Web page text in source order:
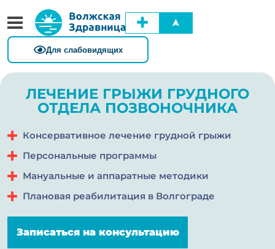
✚ ➤
ЛЕЧЕНИЕ ГРЫЖИ ГРУДНОГО
ОТДЕЛА ПОЗВОНОЧНИКА
Консервативное лечение грудной грыжи
Персональные программы
Мануальные и аппаратные методики
Плановая реабилитация в Волгограде
Записаться на консультацию